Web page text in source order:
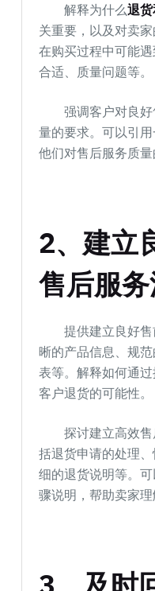
解释为什么退
关重要，以及对卖
在购买过程中可能
合适、质量问题等。
强调客户对良好
量的要求。可以引
他们对售后服务质量
2、建立
售后服务
提供建立良好售
晰的产品信息、规
表等。解释如何通
客户退货的可能性。
探讨建立高效售
括退货申请的处理
细的退货说明等。
骤说明，帮助卖家理